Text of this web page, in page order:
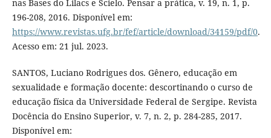
nas Bases do Lilacs e Scielo. Pensar a prática, v. 19, n. 1, p.
196-208, 2016. Disponível em:
https://www.revistas.ufg.br/fef/article/download/34159/pdf/0.
Acesso em: 21 jul. 2023.
SANTOS, Luciano Rodrigues dos. Gênero, educação em
sexualidade e formação docente: descortinando o curso de
educação física da Universidade Federal de Sergipe. Revista
Docência do Ensino Superior, v. 7, n. 2, p. 284-285, 2017.
Disponível em: